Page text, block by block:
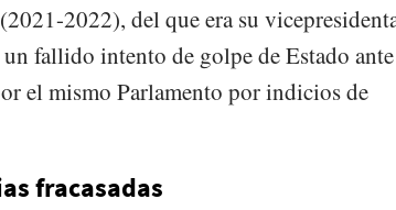
2022), del que era su
fallido intento de golpe de Estado
el mismo Parlamento por indicios de
fracasadas